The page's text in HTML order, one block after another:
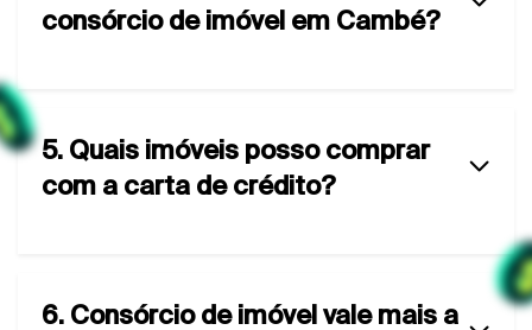
consórcio de imóvel em Cambé?
5. Quais imóveis posso comprar
com a carta de crédito?
6. Consórcio de imóvel vale mais a